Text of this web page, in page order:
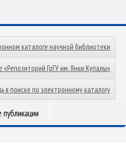
каталоге научной библиотеки
«Репозиторий ГрГУ им. Янки Купалы»
в поиске по электронному каталогу